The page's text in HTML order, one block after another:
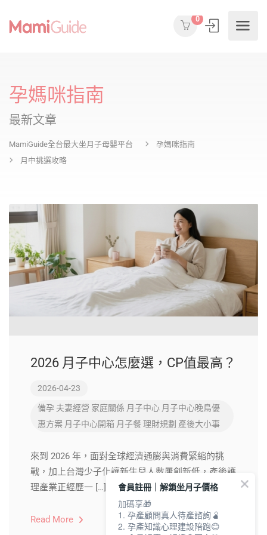
0
孕媽咪指南
最新文章
MamiGuide全台最大坐月子母嬰平台
孕媽咪指南
月中挑選攻略
2026 月子中心怎麼選，CP值最高？
2026-04-23
備孕 夫妻經營 家庭關係 月子中心 月子中心晚鳥優
惠方案 月子中心開箱 月子餐 理財規劃 產後大小事
來到 2026 年，面對全球經濟通膨與消費緊縮的挑
戰，加上台灣少子化讓新生兒人數屢創新低，產後護
理產業正經歷一 […]
Read More
會員註冊｜解鎖坐月子價格
加碼享🎁
1. 孕產顧問真人待產諮詢🫄
2. 孕產知識心理建設陪跑😊